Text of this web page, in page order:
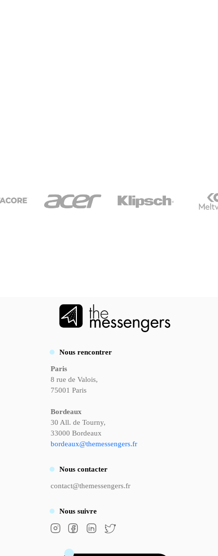
Nous rencontrer
Paris
8 rue de Valois,
75001 Paris
Bordeaux
30 All. de Tourny,
33000 Bordeaux
bordeaux@themessengers.fr
Nous contacter
contact@themessengers.fr
Nous suivre